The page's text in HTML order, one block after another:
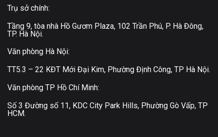
Trụ sở chính:
Tầng 9, tòa nhà Hồ Gươm Plaza, 102 Trần Phú, P. Hà Đông,
TP. Hà Nội.
Văn phòng Hà Nội:
TT5.3 – 22 KĐT Mới Đại Kim, Phường Định Công, TP Hà Nội.
Văn phòng TP Hồ Chí Minh:
Số 3 Đường số 11, KDC City Park Hills, Phường Gò Vấp, TP
HCM.